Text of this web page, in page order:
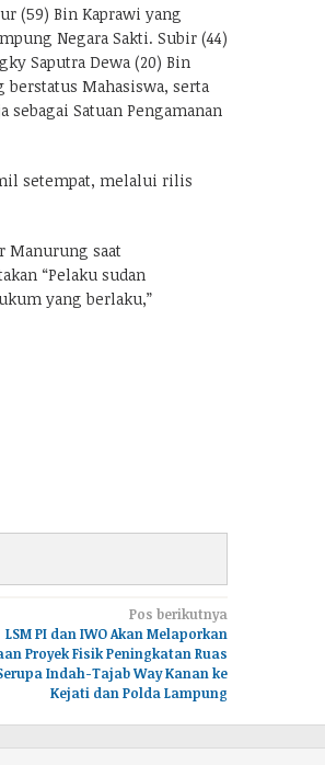
(59) Bin Kaprawi yang
Negara Sakti. Subir (44)
Saputra Dewa (20) Bin
berstatus Mahasiswa, serta
sebagai Satuan Pengamanan
setempat, melalui rilis
Manurung saat
“Pelaku sudan
yang berlaku,”
Pos berikutnya
LSM PI dan IWO Akan Melaporkan
Proyek Fisik Peningkatan Ruas
Indah-Tajab Way Kanan ke
Kejati dan Polda Lampung